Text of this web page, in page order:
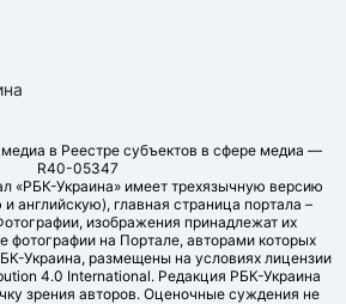
в Реестре субъектов в сфере медиа —
R40-05347
«РБК-Украина» имеет трехязычную версию
английскую), главная страница портала –
изображения принадлежат их
фотографии на Портале, авторами которых
Украина, размещены на условиях лицензии
4.0 International. Редакция РБК-Украина
зрения авторов. Оценочные суждения не